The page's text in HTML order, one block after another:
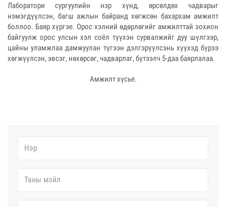
Лаборатори сургуулийн нэр хүнд, өрсөлдөх чадварыг
нэмэгдүүлсэн, багш ажлын байранд хөгжсөн бахархам амжилт
боллоо. Баяр хүргэе. Орос хэлний өдөрлөгийг амжилттай зохион
байгуулж орос улсын хэл соёл түүхэн сурвалжийг дуу шүлгээр,
цайны уламжлаа дамжуулан түгээн дэлгэрүүлсэнь хүүхэд бүрээ
хөгжүүлсэн, эвсэг, нөхөрсөг, чадварлаг, бүтээлч 5-даа баярлалаа.
Амжилт хүсье.